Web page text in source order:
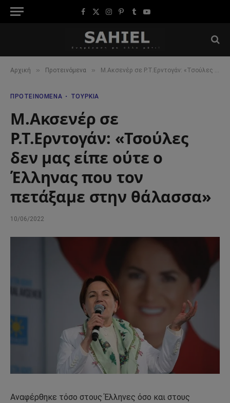
Facebook
X
Instagram
Pinterest
TumblrYouTube
Αρχική » Προτεινόμενα » M.Ακσενέρ σε Ρ.Τ.Ερντογάν: «Τσούλες δεν μας είπε ούτε ο Έλληνας που τον πετάξαμε στην θάλασσα»
ΠΡΟΤΕΙΝΌΜΕΝΑ ΤΟΥΡΚΊΑ
M.Ακσενέρ σε
Ρ.Τ.Ερντογάν: «Τσούλες
δεν μας είπε ούτε ο
Έλληνας που τον
πετάξαμε στην θάλασσα»
10/06/2022
Αναφέρθηκε τόσο στους Έλληνες όσο και στους